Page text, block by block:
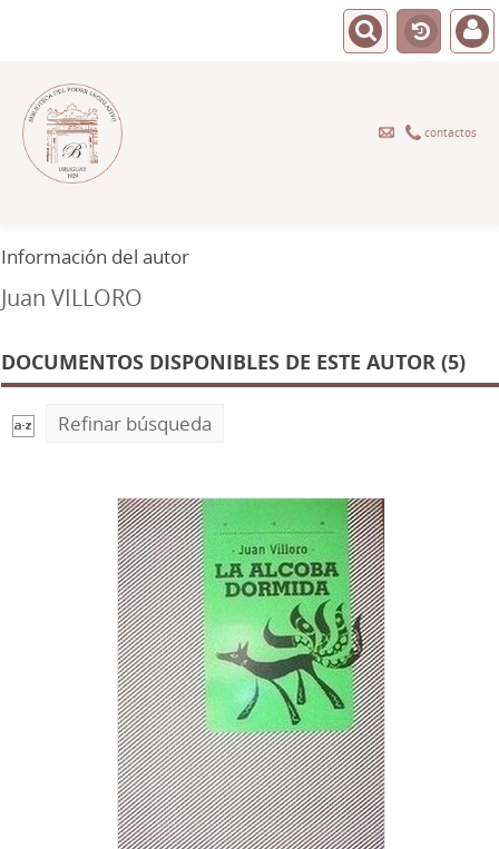
contactos
Información del autor
Juan VILLORO
DOCUMENTOS DISPONIBLES DE ESTE AUTOR (5)
Refinar búsqueda